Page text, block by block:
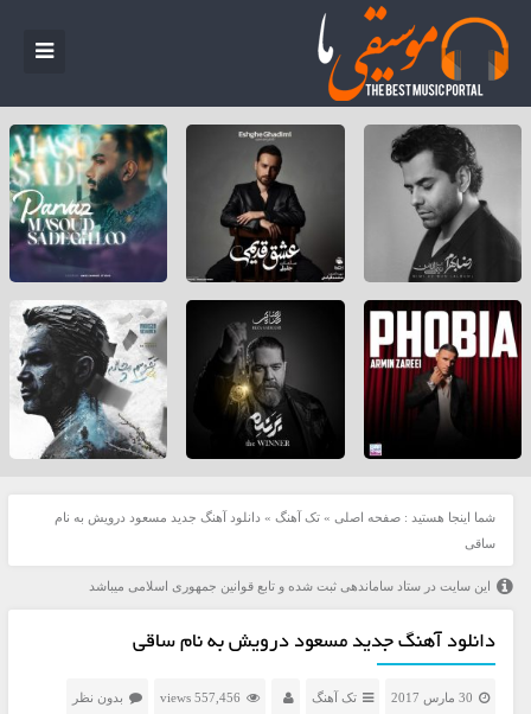
شما اینجا هستید : صفحه اصلی » تک آهنگ » دانلود آهنگ جدید مسعود درویش به نام
ساقی
این سایت در ستاد ساماندهی ثبت شده و تابع قوانین جمهوری اسلامی میباشد
دانلود آهنگ جدید مسعود درویش به نام ساقی
30 مارس 2017 تک آهنگ 557,456 views بدون نظر